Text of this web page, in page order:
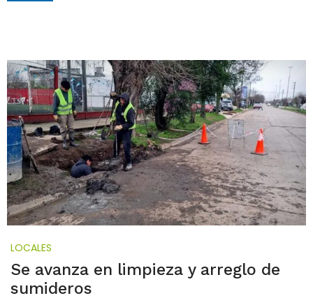
LOCALES
Se avanza en limpieza y arreglo de
sumideros